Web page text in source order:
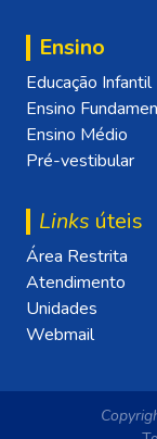
Ensino
Educação Infantil
Ensino
Ensino Médio
Pré-vestibular
Links úteis
Área Restrita
Atendimento
Unidades
Webmail